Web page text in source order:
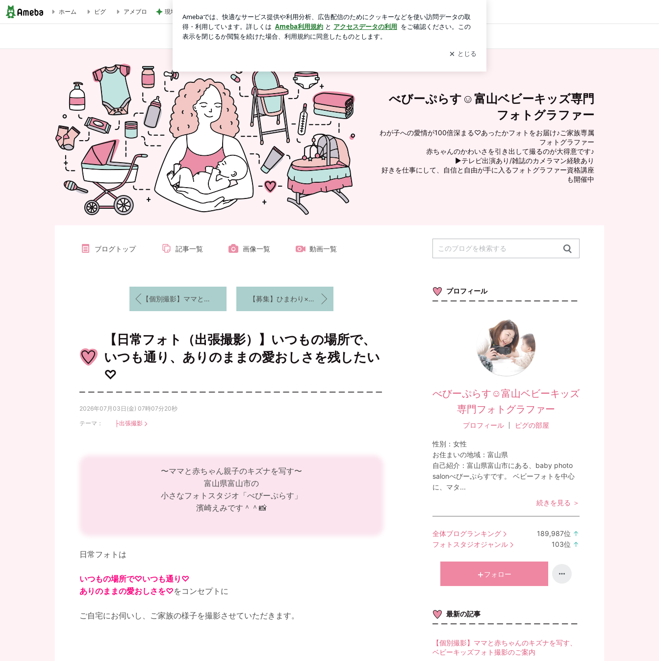
富山日常フォト 出張フォト 富山ママ 富山ベビー 富山出張フォト とみいくデジタルポイント | べびーぷらす☺︎富山ベビーキッズ専門フォトグラファー
Posts Ameblo Instagram
ホーム ピグ アメブロ 現地で買ったパサパサ食感のタルト ログイン
べびーぷらす☺︎富山ベビーキッズ専門
フォトグラファー
わが子への愛情が100倍深まる♡あったかフォトをお届け♪ご家族専属
フォトグラファー
赤ちゃんのかわいさを引き出して撮るのが大得意です♪
▶︎テレビ出演あり/雑誌のカメラマン経験あり
好きを仕事にして、自信と自由が手に入るフォトグラファー資格講座
も開催中
ブログトップ 記事一覧 画像一覧 動画一覧
【個別撮影】ママと赤ちゃんのキズナを写す、ベビーキッズフォト撮影のご案内 【募集】ひまわり×ベビーバスフォト元気いっぱい成長フォトを撮ろう♪
【日常フォト（出張撮影）】いつもの場所で、
いつも通り、ありのままの愛おしさを残したい
♡
2026年07月03日(金) 07時07分20秒
テーマ：
├出張撮影
〜ママと赤ちゃん親子のキズナを写す〜
富山県富山市の
小さなフォトスタジオ「べびーぷらす」
濱崎えみです＾＾📸
日常フォトは
いつもの場所で♡いつも通り♡
ありのままの愛おしさを♡をコンセプトに
ご自宅にお伺いし、ご家族の様子を撮影させていただきます。
プロフィール
べびーぷらす☺︎富山ベビーキッズ
専門フォトグラファー
プロフィール ピグの部屋
性別： 女性
お住まいの地域： 富山県
自己紹介： 富山県富山市にある、baby photo
salonべびーぷらすです。 ベビーフォトを中心
に、マタ...
続きを見る ＞
全体ブログランキング 189,987位 ↑
フォトスタジオジャンル 103位 ↑
フォロー
最新の記事
【個別撮影】ママと赤ちゃんのキズナを写す、
ベビーキッズフォト撮影のご案内